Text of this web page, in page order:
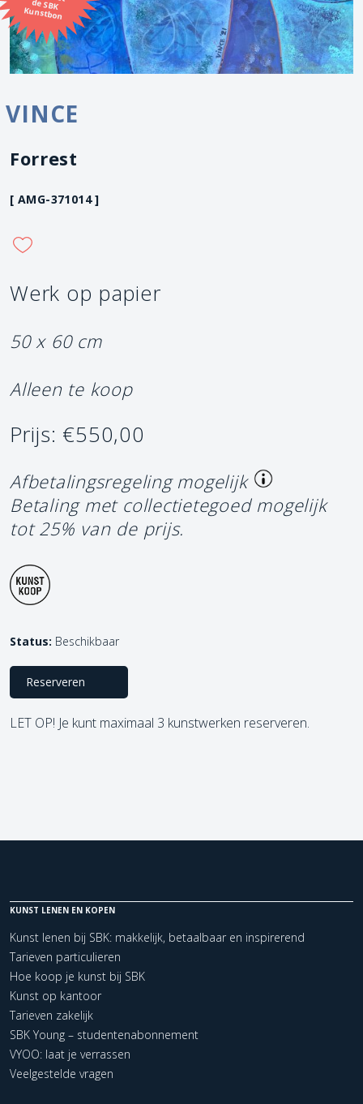
Kunstbon
VINCE
Forrest
[ AMG-371014 ]
Werk op papier
50 x 60 cm
Alleen te koop
Prijs: €550,00
Afbetalingsregeling mogelijk
Betaling met collectietegoed mogelijk
tot 25% van de prijs.
Status: Beschikbaar
Reserveren
LET OP! Je kunt maximaal 3 kunstwerken reserveren.
KUNST LENEN EN KOPEN
Kunst lenen bij SBK: makkelijk, betaalbaar en inspirerend
Tarieven particulieren
Hoe koop je kunst bij SBK
Kunst op kantoor
Tarieven zakelijk
SBK Young – studentenabonnement
VYOO: laat je verrassen
Veelgestelde vragen